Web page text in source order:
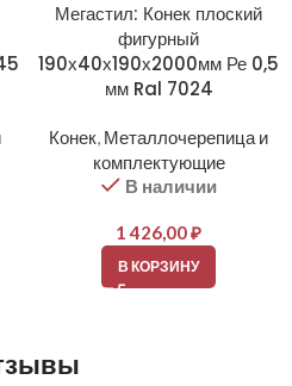
Мегастил: Конек плоский
фигурный
190х40х190х2000мм Ре 0,5
мм Ral 7024
Конек, Металлочерепица и
комплектующие
В наличии
1 426,00₽
В КОРЗИНУ